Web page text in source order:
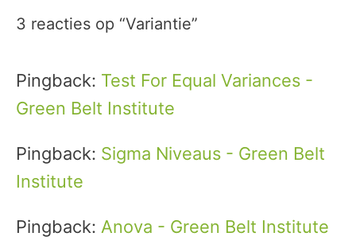
3 reacties op “Variantie”
Pingback: Test For Equal Variances -
Green Belt Institute
Pingback: Sigma Niveaus - Green Belt
Institute
Pingback: Anova - Green Belt Institute